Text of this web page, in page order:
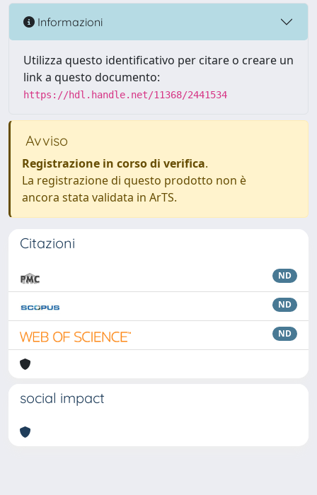
Informazioni
Utilizza questo identificativo per citare o creare un
link a questo documento:
https://hdl.handle.net/11368/2441534
Avviso
Registrazione in corso di verifica.
La registrazione di questo prodotto non è
ancora stata validata in ArTS.
Citazioni
ND
ND
ND
social impact